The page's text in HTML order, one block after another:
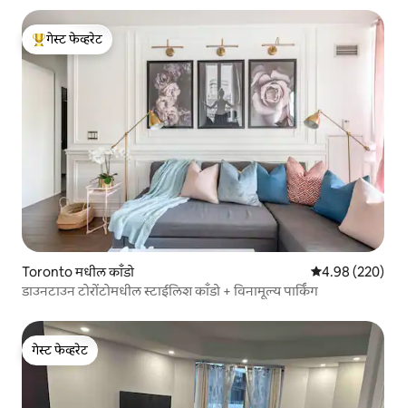
टॉप गेस्ट फेव्हरेट
गेस्ट फेव्हरेट
Toronto मधील काँडो 5 पैकी 4.98
4.98 (220)
डाउनटाउन टोरोंटोमधील स्टाईलिश काँडो + विनामूल्य पार्किंग
गेस्ट फेव्हरेट
गेस्ट फेव्हरेट